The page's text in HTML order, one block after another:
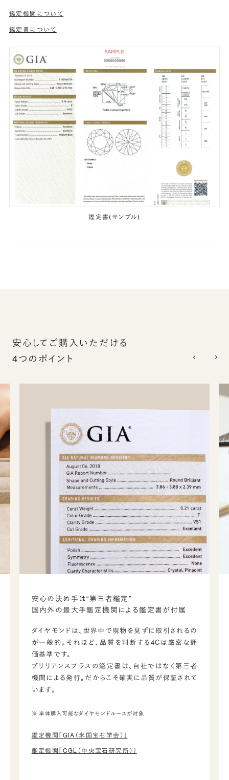
鑑定機関について
鑑定書について
鑑定書(サンプル)
安心してご購入いただける
4つのポイント
安心の決め手は“第三者鑑定”
国内外の最大手鑑定機関による鑑定書が付属
ダイヤモンドは、世界中で現物を見ずに取引されるの
が一般的。それほど、品質を判断する4Cは厳密な評
価基準です。
ブリリアンスプラスの鑑定書は、自社ではなく第三者
機関による発行。だからこそ確実に品質が保証されて
います。
※ 単体購入可能なダイヤモンドルースが対象
鑑定機関「GIA（米国宝石学会）」
鑑定機関「CGL（中央宝石研究所）」